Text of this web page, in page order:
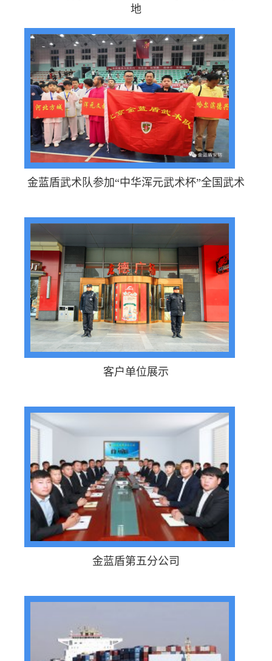
地
金蓝盾武术队参加“中华浑元武术杯”全国武术
客户单位展示
金蓝盾第五分公司